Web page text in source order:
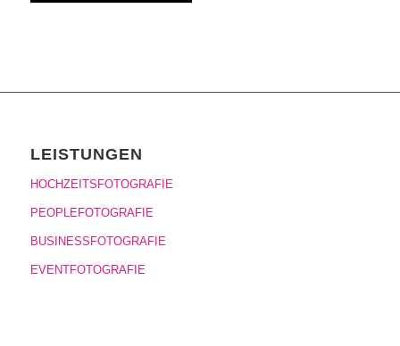
LEISTUNGEN
HOCHZEITSFOTOGRAFIE
PEOPLEFOTOGRAFIE
BUSINESSFOTOGRAFIE
EVENTFOTOGRAFIE